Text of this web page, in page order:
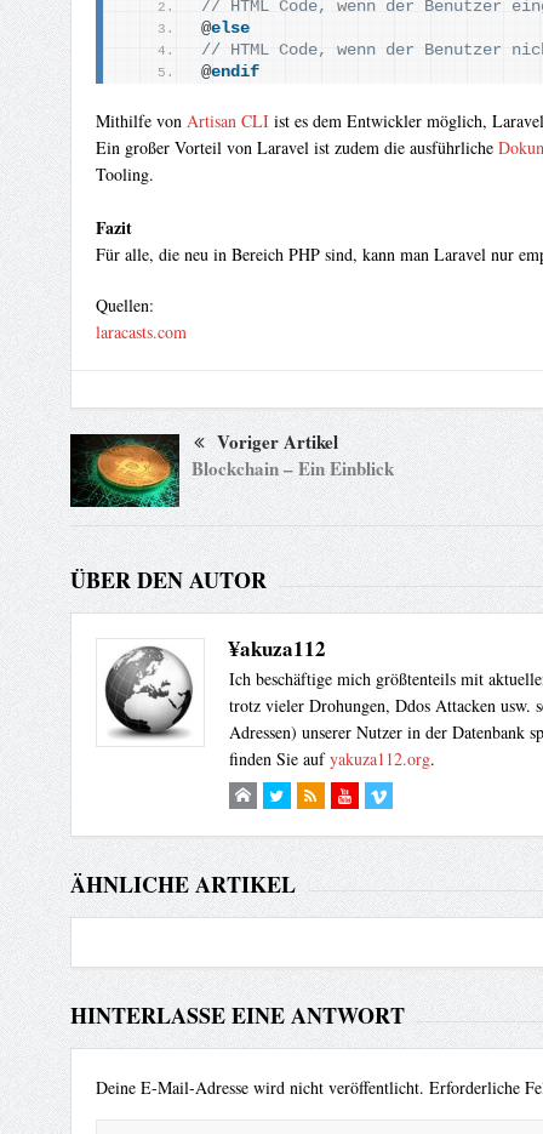
// HTML Code, wenn der Benutzer
@else
// HTML Code, wenn der Benutzer
@endif
Mithilfe von Artisan CLIist es dem Entwickler möglich,
Ein großer Vorteil von Laravel ist zudem die ausführliche
Tooling.
Fazit
Für alle, die neu in Bereich PHP sind, kann man Laravel nur
Quellen:
laracasts.com
Voriger Artikel
Blockchain – Ein Einblick
ÜBER DEN AUTOR
¥akuza112
Ich beschäftige mich größtenteils mit
trotz vieler Drohungen, Ddos Attacken usw.
Adressen) unserer Nutzer in der Datenbank
finden Sie aufyakuza112.org.
ÄHNLICHE ARTIKEL
HINTERLASSE EINE ANTWORT
Deine E-Mail-Adresse wird nicht veröffentlicht. Erforderliche